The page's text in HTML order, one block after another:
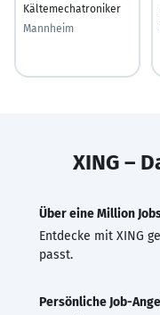
Kältemechatroniker
Mannheim
XING –
Über eine Million
Entdecke mit XING
passt.
Persönliche Job-